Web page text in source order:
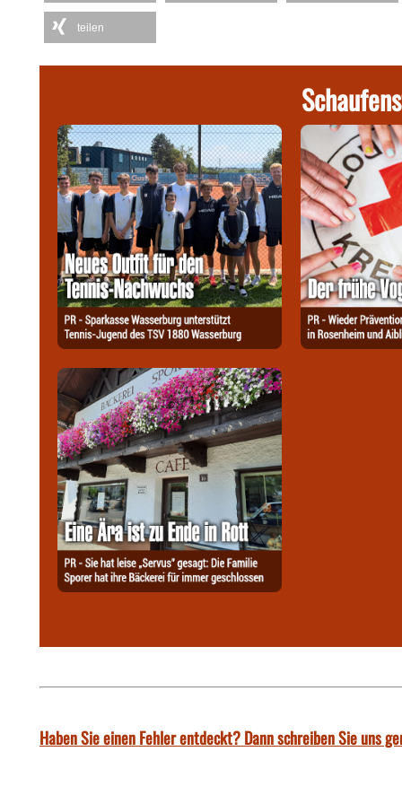
teilen
Haben Sie einen Fehler entdeckt? Dann schreiben Sie uns